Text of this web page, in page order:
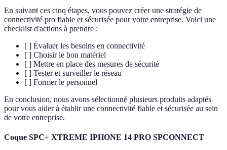
En suivant ces cinq étapes, vous pouvez créer une stratégie de
connectivité pro fiable et sécurisée pour votre entreprise. Voici une
checklist d'actions à prendre :
[ ] Évaluer les besoins en connectivité
[ ] Choisir le bon matériel
[ ] Mettre en place des mesures de sécurité
[ ] Tester et surveiller le réseau
[ ] Former le personnel
En conclusion, nous avons sélectionné plusieurs produits adaptés
pour vous aider à établir une connectivité fiable et sécurisée au sein
de votre entreprise.
Coque SPC+ XTREME IPHONE 14 PRO SPCONNECT